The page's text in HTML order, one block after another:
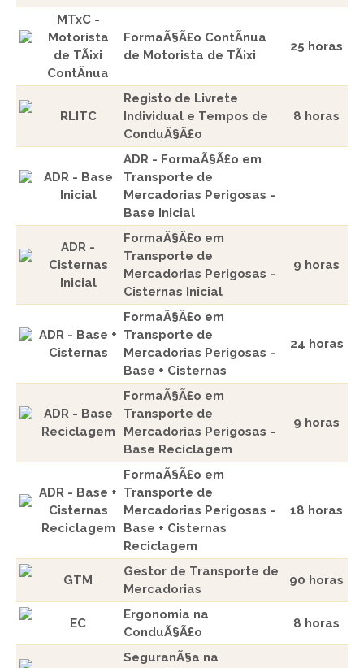
MTxC -
Motorista
de TÃ¡xi
ContÃ­nua
FormaÃ§Ã£o ContÃ­nua
de Motorista de TÃ¡xi
25 horas
RLITC
Registo de Livrete
Individual e Tempos de
ConduÃ§Ã£o
8 horas
ADR - Base
Inicial
ADR - FormaÃ§Ã£o em
Transporte de
Mercadorias Perigosas -
Base Inicial
ADR -
Cisternas
Inicial
FormaÃ§Ã£o em
Transporte de
Mercadorias Perigosas -
Cisternas Inicial
9 horas
ADR - Base +
Cisternas
FormaÃ§Ã£o em
Transporte de
Mercadorias Perigosas -
Base + Cisternas
24 horas
ADR - Base
Reciclagem
FormaÃ§Ã£o em
Transporte de
Mercadorias Perigosas -
Base Reciclagem
9 horas
ADR - Base +
Cisternas
Reciclagem
FormaÃ§Ã£o em
Transporte de
Mercadorias Perigosas -
Base + Cisternas
Reciclagem
18 horas
GTM
Gestor de Transporte de
Mercadorias
90 horas
EC
Ergonomia na
ConduÃ§Ã£o
8 horas
SeguranÃ§a na